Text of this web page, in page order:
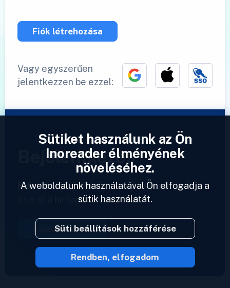
Fiók létrehozása
Vagy egyszerűen
jelentkezzen be ezzel:
Bejelentkezés
Már van fiókja? Adjon meg egy profilt és
érje el a hírforrásait azonnal.
Bejelentkezés
2023 © Inoreader
Sütiket használunk az Ön
Inoreader élményének
növeléséhez.
A weboldalunk használatával Ön elfogadja a
sütik használatát.
Süti beállítások hozzáférése
Rendben, elfogadom